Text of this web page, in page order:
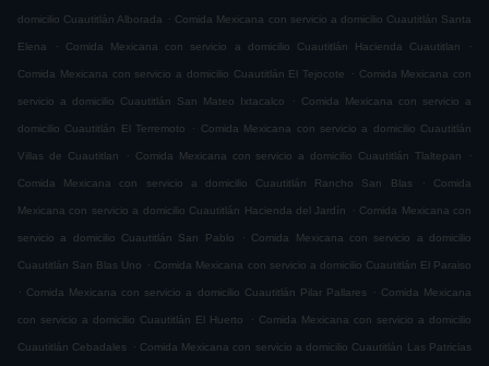
domicilio Cuautitlán Alborada . Comida Mexicana con servicio a domicilio Cuautitlán Santa
Elena . Comida Mexicana con servicio a domicilio Cuautitlán Hacienda Cuautitlan .
Comida Mexicana con servicio a domicilio Cuautitlán El Tejocote . Comida Mexicana con
servicio a domicilio Cuautitlán San Mateo Ixtacalco . Comida Mexicana con servicio a
domicilio Cuautitlán El Terremoto . Comida Mexicana con servicio a domicilio Cuautitlán
Villas de Cuautitlan . Comida Mexicana con servicio a domicilio Cuautitlán Tlaltepan .
Comida Mexicana con servicio a domicilio Cuautitlán Rancho San Blas . Comida
Mexicana con servicio a domicilio Cuautitlán Hacienda del Jardín . Comida Mexicana con
servicio a domicilio Cuautitlán San Pablo . Comida Mexicana con servicio a domicilio
Cuautitlán San Blas Uno . Comida Mexicana con servicio a domicilio Cuautitlán El Paraiso
. Comida Mexicana con servicio a domicilio Cuautitlán Pilar Pallares . Comida Mexicana
con servicio a domicilio Cuautitlán El Huerto . Comida Mexicana con servicio a domicilio
Cuautitlán Cebadales . Comida Mexicana con servicio a domicilio Cuautitlán Las Patricias